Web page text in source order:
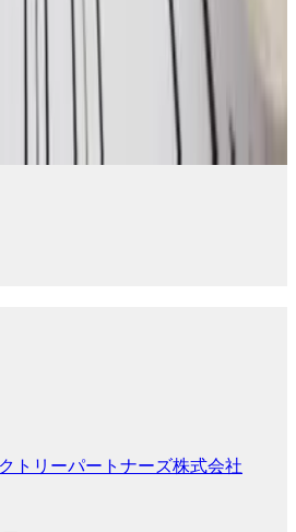
トリーパートナーズ株式会社